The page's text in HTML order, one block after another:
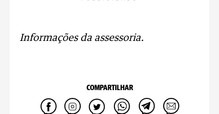
Informações da assessoria.
COMPARTILHAR